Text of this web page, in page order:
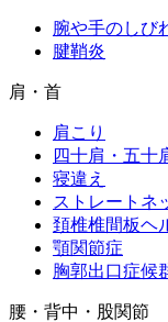
腕や手のしび
腱鞘炎
肩・首
肩こり
四十肩・五十
寝違え
ストレートネ
頚椎椎間板ヘ
顎関節症
胸郭出口症候
腰・背中・股関節